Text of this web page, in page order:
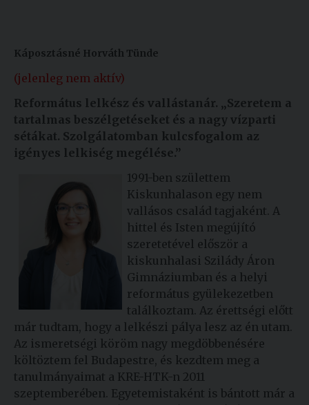
Káposztásné Horváth Tünde
(jelenleg nem aktív)
Református lelkész és vallástanár. „Szeretem a
tartalmas beszélgetéseket és a nagy vízparti
sétákat. Szolgálatomban kulcsfogalom az
igényes lelkiség megélése.”
1991-ben születtem
Kiskunhalason egy nem
vallásos család tagjaként. A
hittel és Isten megújító
szeretetével először a
kiskunhalasi Szilády Áron
Gimnáziumban és a helyi
református gyülekezetben
találkoztam. Az érettségi előtt
már tudtam, hogy a lelkészi pálya lesz az én utam.
Az ismeretségi köröm nagy megdöbbenésére
költöztem fel Budapestre, és kezdtem meg a
tanulmányaimat a KRE-HTK-n 2011
szeptemberében. Egyetemistaként is bántott már a